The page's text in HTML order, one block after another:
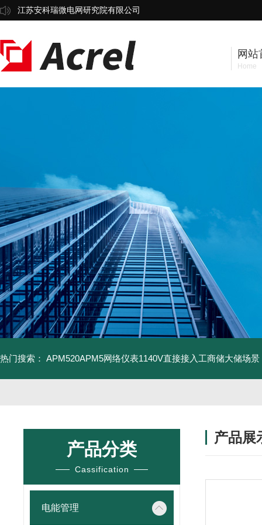
江苏安科瑞微电网研究院有限公司
网站
Home
热门搜索： APM520APM5网络仪表1140V直接接入工商储大储场景
产品分类
Cassification
电能管理
产品展